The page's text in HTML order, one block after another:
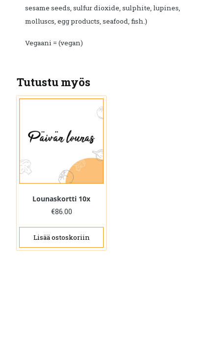
sesame seeds, sulfur dioxide, sulphite, lupines,
molluscs, egg products, seafood, fish.)
Vegaani = (vegan)
Tutustu myös
Lounaskortti 10x
€86.00
Lisää ostoskoriin